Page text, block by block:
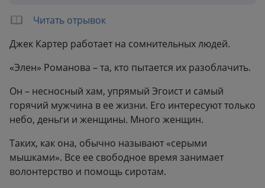
Читать отрывок
Джек Картер работает на сомнительных людей.
«Элен» Романова – та, кто пытается их разоблачить.
Он – несносный хам, упрямый Эгоист и самый
горячий мужчина в ее жизни. Его интересуют только
небо, деньги и женщины. Много женщин.
Таких, как она, обычно называют «серыми
мышками». Все ее свободное время занимает
волонтерство и помощь сиротам.